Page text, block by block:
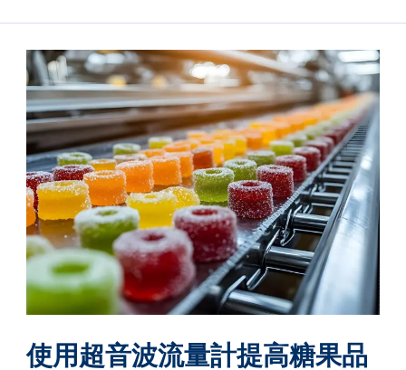
使用超音波流量計提高糖果品